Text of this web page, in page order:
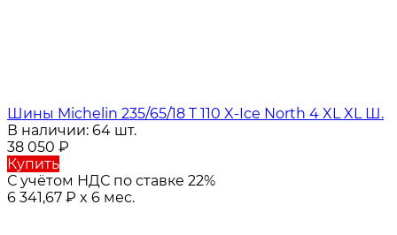
Шины Michelin 235/65/18 T 110 X-Ice North 4 XL XL Ш.
В наличии: 64 шт.
38 050 ₽
Купить
С учётом НДС по ставке 22%
6 341,67 ₽ x 6 мес.